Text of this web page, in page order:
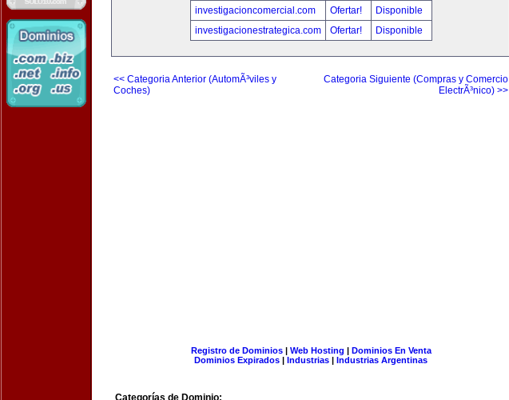
investigacioncomercial.com
Ofertar!
Disponible
investigacionestrategica.com
Ofertar! Disponible
<< Categoria Anterior (AutomÃ³viles y
Coches)
Categoria Siguiente (Compras y Comercio
ElectrÃ³nico) >>
Registro de Dominios| Web Hosting | Dominios En Venta
Dominios Expirados | Industrias | Industrias Argentinas
Categorías de Dominio: